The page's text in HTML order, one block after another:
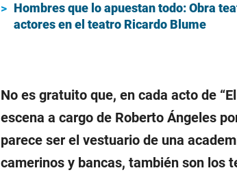
Hombres que lo apuestan todo: Obra
actores en el teatro Ricardo Blume
No es gratuito que, en cada acto de
escena a cargo de Roberto Ángeles
parece ser el vestuario de una
camerinos y bancas, también son los